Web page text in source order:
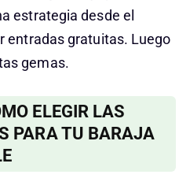
estrategia desde el
entradas gratuitas. Luego
gemas.
ELEGIR LAS
PARA TU BARAJA